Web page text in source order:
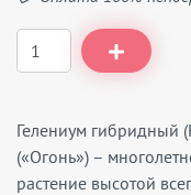
Гелениум гибридный
(«Огонь») –
растение высотой